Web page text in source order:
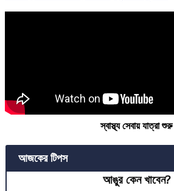
স্বাস্থ্য সেবায় যাত্রা শুরু
আজকের টিপস
আঙুর কেন খাবেন?